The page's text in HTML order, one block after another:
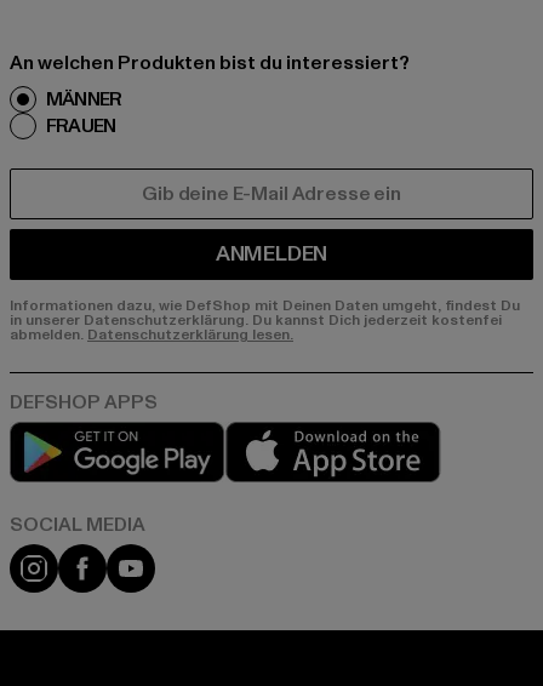
An welchen Produkten bist du interessiert?
MÄNNER
FRAUEN
ANMELDEN
Informationen dazu, wie DefShop mit Deinen Daten umgeht, findest Du
in unserer Datenschutzerklärung. Du kannst Dich jederzeit kostenfei
abmelden. Datenschutzerklärung lesen.
Play market
Instagram
FacebookYouTube